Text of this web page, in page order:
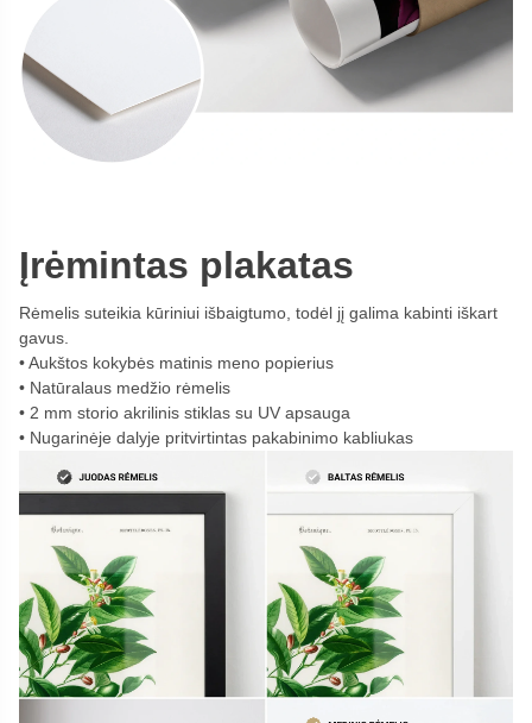
Įrėmintas plakatas
Rėmelis suteikia kūriniui išbaigtumo, todėl jį galima kabinti iškart
gavus.
Aukštos kokybės matinis meno popierius
Natūralaus medžio rėmelis
2 mm storio akrilinis stiklas su UV apsauga
Nugarinėje dalyje pritvirtintas pakabinimo kabliukas